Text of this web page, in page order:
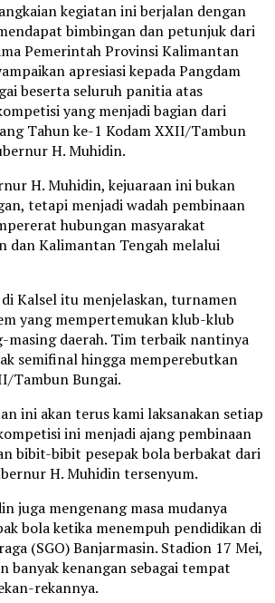
kegiatan ini berjalan dengan
bimbingan dan petunjuk dari
Pemerintah Provinsi Kalimantan
apresiasi kepada Pangdam
beserta seluruh panitia atas
yang menjadi bagian dari
Tahun ke-1 Kodam XXII/Tambun
H. Muhidin.
H. Muhidin, kejuaraan ini bukan
tetapi menjadi wadah pembinaan
hubungan masyarakat
dan Kalimantan Tengah melalui
Kalsel itu menjelaskan, turnamen
yang mempertemukan klub-klub
masing daerah. Tim terbaik nantinya
semifinal hingga memperebutkan
Tambun Bungai.
ini akan terus kami laksanakan setiap
ini menjadi ajang pembinaan
bibit-bibit pesepak bola berbakat dari
H. Muhidin tersenyum.
juga mengenang masa mudanya
bola ketika menempuh pendidikan di
(SGO) Banjarmasin. Stadion 17 Mei,
banyak kenangan sebagai tempat
rekannya.